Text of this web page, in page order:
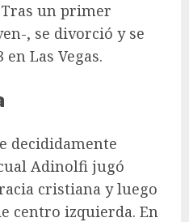
un primer
, se divorció y se
Las Vegas.
decididamente
Adinolfi jugó
cristiana y luego
centro izquierda. En